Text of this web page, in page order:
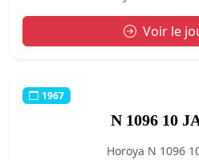
Voir le
1967
N 1096 10
Horoya N 1096